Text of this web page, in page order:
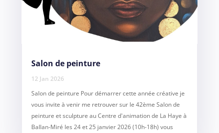
Salon de peinture
12 Jan 2026
Salon de peinture Pour démarrer cette année créative je
vous invite à venir me retrouver sur le 42ème Salon de
peinture et sculpture au Centre d'animation de La Haye à
Ballan-Miré les 24 et 25 janvier 2026 (10h-18h) vous